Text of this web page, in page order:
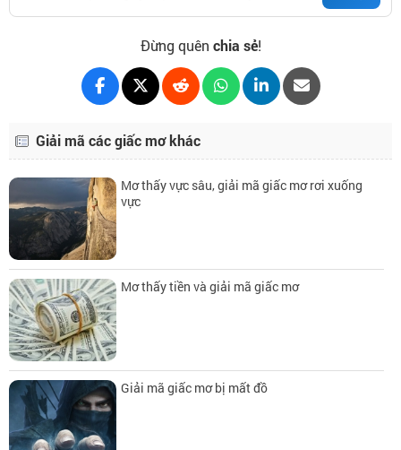
Đừng quên chia sẻ!
Giải mã các giấc mơ khác
Mơ thấy vực sâu, giải mã giấc mơ rơi xuống
vực
Mơ thấy tiền và giải mã giấc mơ
Giải mã giấc mơ bị mất đồ